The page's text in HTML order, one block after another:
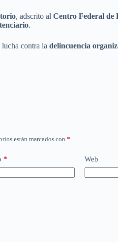
, adscrito al Centro Federal de
.
lucha contra la delincuencia
están marcados con *
* Web